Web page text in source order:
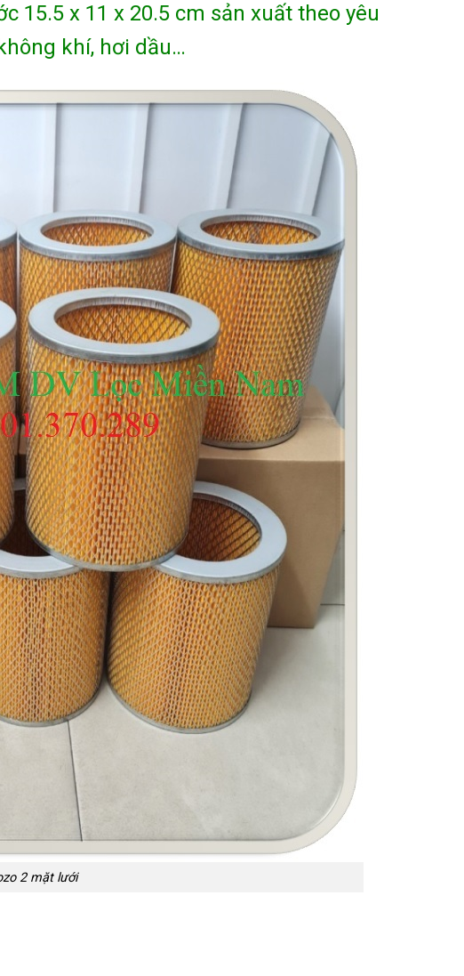
15.5 x 11 x 20.5 cm sản xuất theo yêu
khí, hơi dầu…
2 mặt lưới